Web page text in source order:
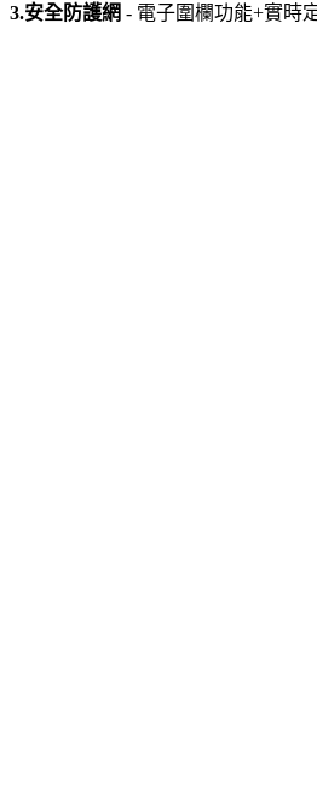
3.安全防護網 - 電子圍欄功能+實時